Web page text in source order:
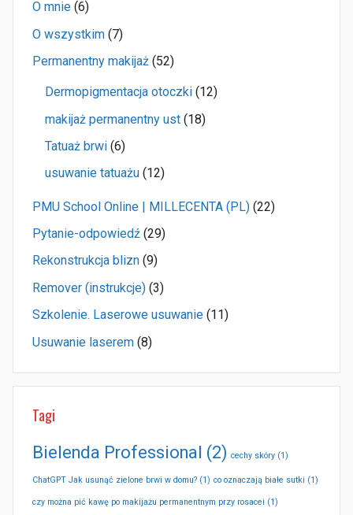
O mnie (6)
O wszystkim (7)
Permanentny makijaż (52)
Dermopigmentacja otoczki (12)
makijaż permanentny ust (18)
Tatuaż brwi (6)
usuwanie tatuażu (12)
PMU School Online | MILLECENTA (PL) (22)
Pytanie-odpowiedź (29)
Rekonstrukcja blizn (9)
Remover (instrukcje) (3)
Szkolenie. Laserowe usuwanie (11)
Usuwanie laserem (8)
Tagi
Bielenda Professional (2) cechy skóry (1)
ChatGPT Jak usunąć zielone brwi w domu? (1) co oznaczają białe sutki (1)
czy można pić kawę po makijażu permanentnym przy rosacei (1)